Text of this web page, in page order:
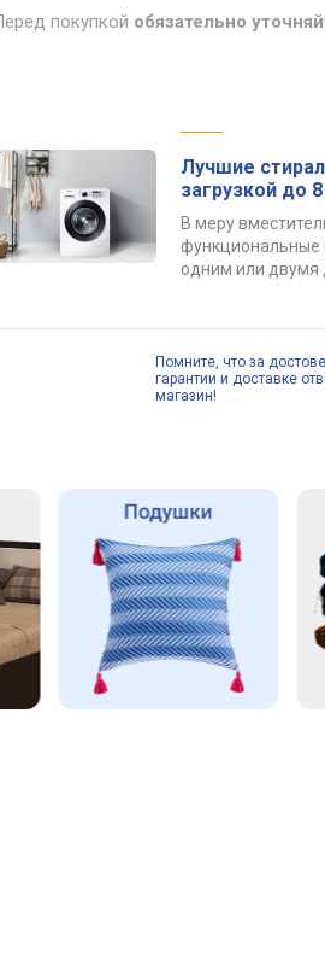
покупкой обязательно
Лучшие
загрузкой до 8
В меру
функциональные
одним или двумя
Помните, что за
гарантии и доставке
магазин!